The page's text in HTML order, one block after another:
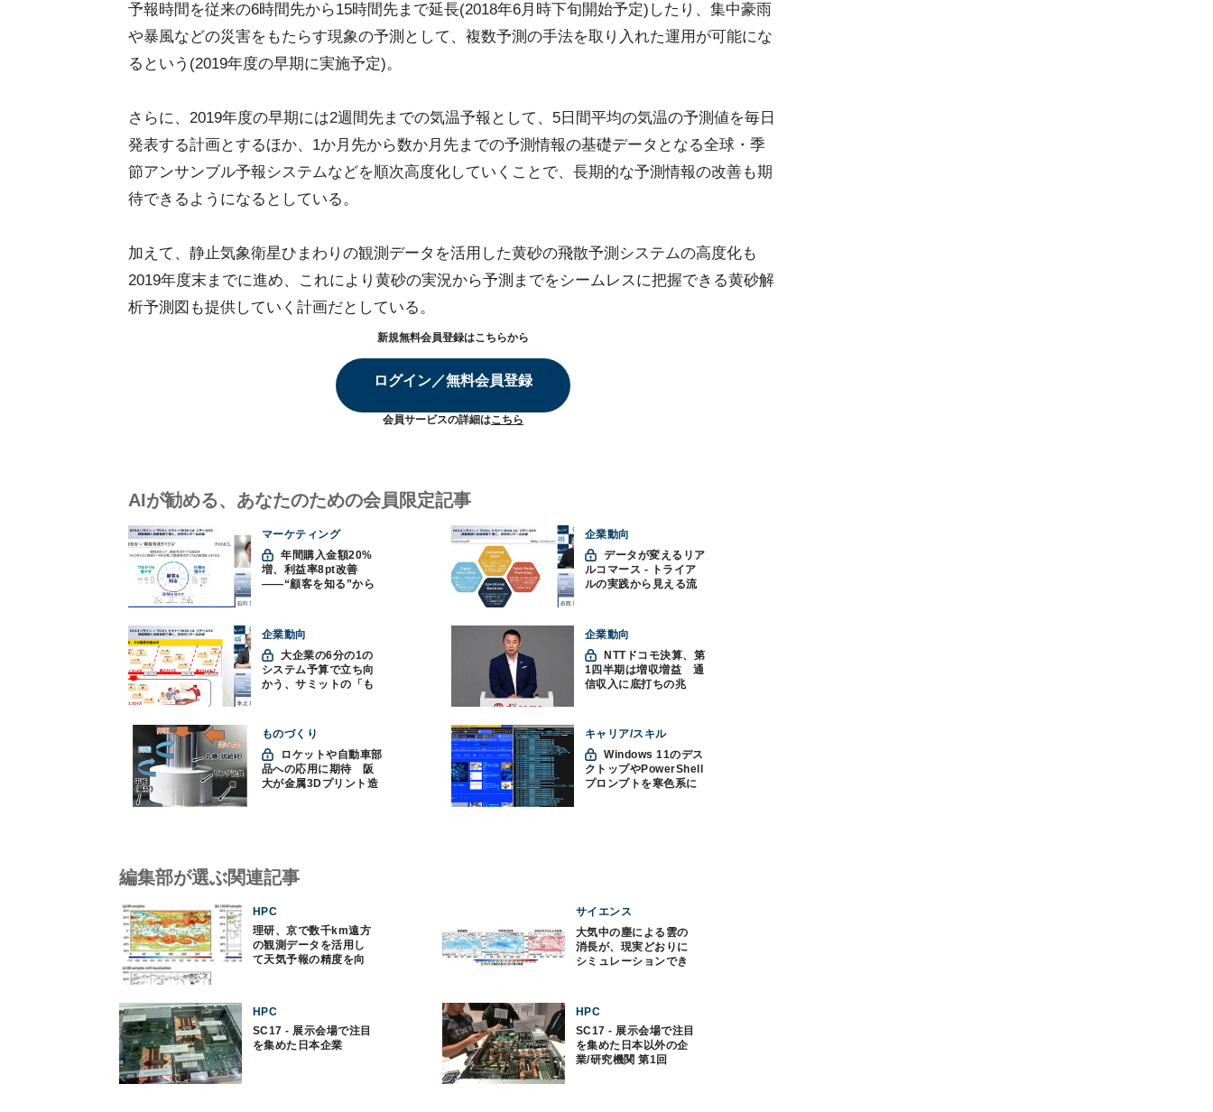
予報時間を従来の6時間先から15時間先まで延長(2018年6月時下旬開始予定)したり、集中豪雨
や暴風などの災害をもたらす現象の予測として、複数予測の手法を取り入れた運用が可能にな
るという(2019年度の早期に実施予定)。
さらに、2019年度の早期には2週間先までの気温予報として、5日間平均の気温の予測値を毎日
発表する計画とするほか、1か月先から数か月先までの予測情報の基礎データとなる全球・季
節アンサンブル予報システムなどを順次高度化していくことで、長期的な予測情報の改善も期
待できるようになるとしている。
加えて、静止気象衛星ひまわりの観測データを活用した黄砂の飛散予測システムの高度化も
2019年度末までに進め、これにより黄砂の実況から予測までをシームレスに把握できる黄砂解
析予測図も提供していく計画だとしている。
新規無料会員登録はこちらから
ログイン／無料会員登録
会員サービスの詳細はこちら
AIが勧める、あなたのための会員限定記事
マーケティング
年間購入金額20%
増、利益率8pt改善
——“顧客を知る”から
えるオムニチャネル
企業動向
データが変えるリア
ルコマース - トライア
ルの実践から見える流
企業動向
大企業の6分の1の
システム予算で立ち向
かう、サミットの「も
企業動向
NTTドコモ決算、第
1四半期は増収増益 通
信収入に底打ちの兆
ものづくり
品への応用に期待 阪
大が金属3Dプリント造
キャリア/スキル
Windows 11のデス
クトップやPowerShell
プロンプトを寒色系に
編集部が選ぶ関連記事
HPC
理研、京で数千km遠方
の観測データを活用し
て天気予報の精度を向
サイエンス
大気中の塵による雲の
消長が、現実どおりに
シミュレーションでき
HPC
SC17 - 展示会場で注目
を集めた日本企業
HPC
SC17 - 展示会場で注目
を集めた日本以外の企
業/研究機関 第1回